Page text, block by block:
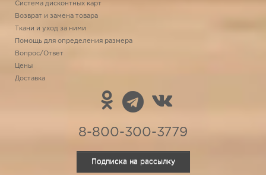
Система дисконтных карт
Возврат и замена товара
Ткани и уход за ними
Помощь для определения размера
Вопрос/Ответ
Цены
Доставка
8-800-300-3779
Подписка на рассылку